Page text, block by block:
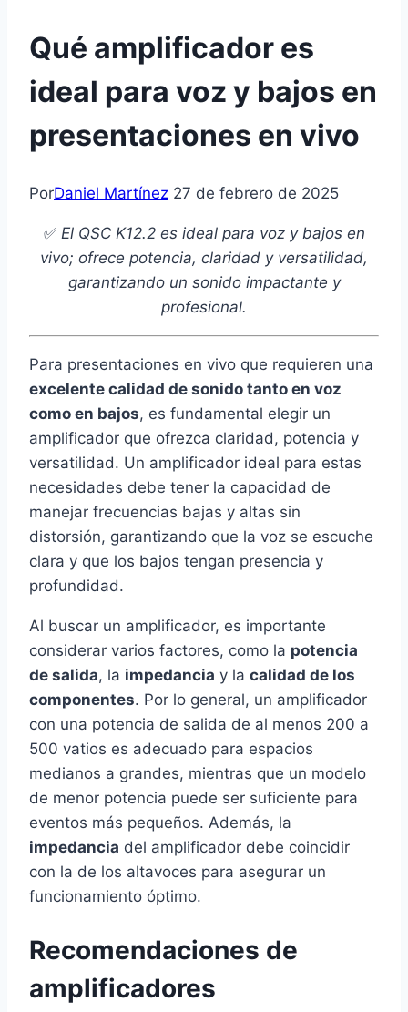
Qué amplificador es
ideal para voz y bajos en
presentaciones en vivo
PorDaniel Martínez 27 de febrero de 2025
✅ El QSC K12.2 es ideal para voz y bajos en
vivo; ofrece potencia, claridad y versatilidad,
garantizando un sonido impactante y
profesional.
Para presentaciones en vivo que requieren una
excelente calidad de sonido tanto en voz
como en bajos, es fundamental elegir un
amplificador que ofrezca claridad, potencia y
versatilidad. Un amplificador ideal para estas
necesidades debe tener la capacidad de
manejar frecuencias bajas y altas sin
distorsión, garantizando que la voz se escuche
clara y que los bajos tengan presencia y
profundidad.
Al buscar un amplificador, es importante
considerar varios factores, como la potencia
de salida, la impedancia y la calidad de los
componentes. Por lo general, un amplificador
con una potencia de salida de al menos 200 a
500 vatios es adecuado para espacios
medianos a grandes, mientras que un modelo
de menor potencia puede ser suficiente para
eventos más pequeños. Además, la
impedancia del amplificador debe coincidir
con la de los altavoces para asegurar un
funcionamiento óptimo.
Recomendaciones de
amplificadores